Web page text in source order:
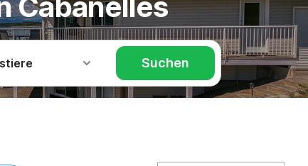
Suchen